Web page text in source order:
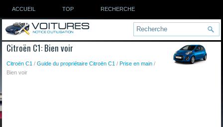
ACCUEIL TOP RECHERCHE
Citroën C1: Bien voir
Citroën C1 /Guide du propriétaire Citroën C1 /Prise en main /
Bien voir